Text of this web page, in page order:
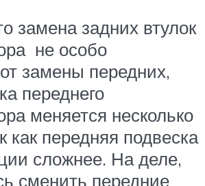
замена задних втулок
не особо
замены передних,
переднего
меняется несколько
как передняя подвеска
сложнее. На деле,
сменить передние